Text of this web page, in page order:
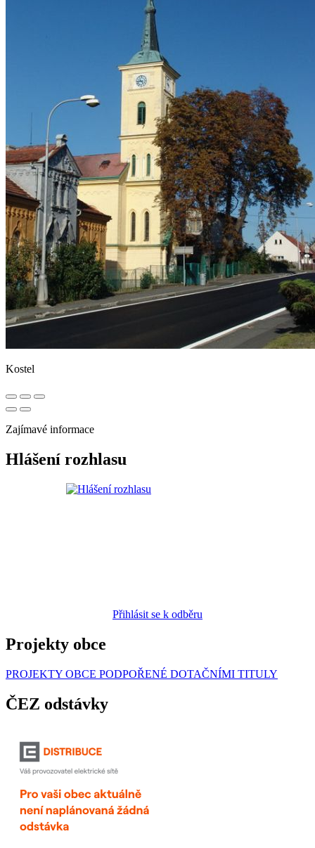
Kostel
Zajímavé informace
Hlášení rozhlasu
Přihlásit se k odběru
Projekty obce
PROJEKTY OBCE PODPOŘENÉ DOTAČNÍMI TITULY
ČEZ odstávky